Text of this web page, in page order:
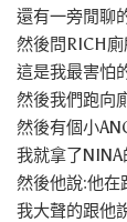
還有一旁閒聊
然後問RICH
這是我最害怕
然後我們跑向
然後有個小
我就拿了
然後他說:他在
我大聲的跟他